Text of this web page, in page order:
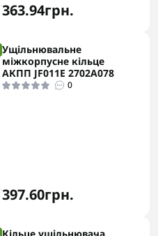
363.94грн.
Ущільнювальне
міжкорпусне кільце
АКПП JF011E 2702A078
0
397.60грн.